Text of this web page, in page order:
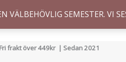
VÄLBEHÖVLIG SEMESTER. VI
frakt över 449kr | Sedan 2021